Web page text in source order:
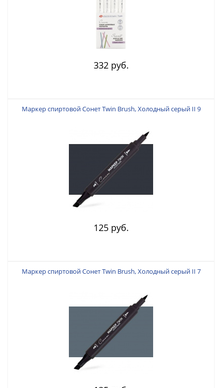
332 руб.
Маркер спиртовой Сонет Twin Brush, Холодный серый II 9
125 руб.
Маркер спиртовой Сонет Twin Brush, Холодный серый II 7